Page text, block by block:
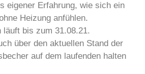
eigener Erfahrung, wie sich ein
Heizung anfühlen.
läuft bis zum 31.08.21.
über den aktuellen Stand der
auf dem laufenden halten